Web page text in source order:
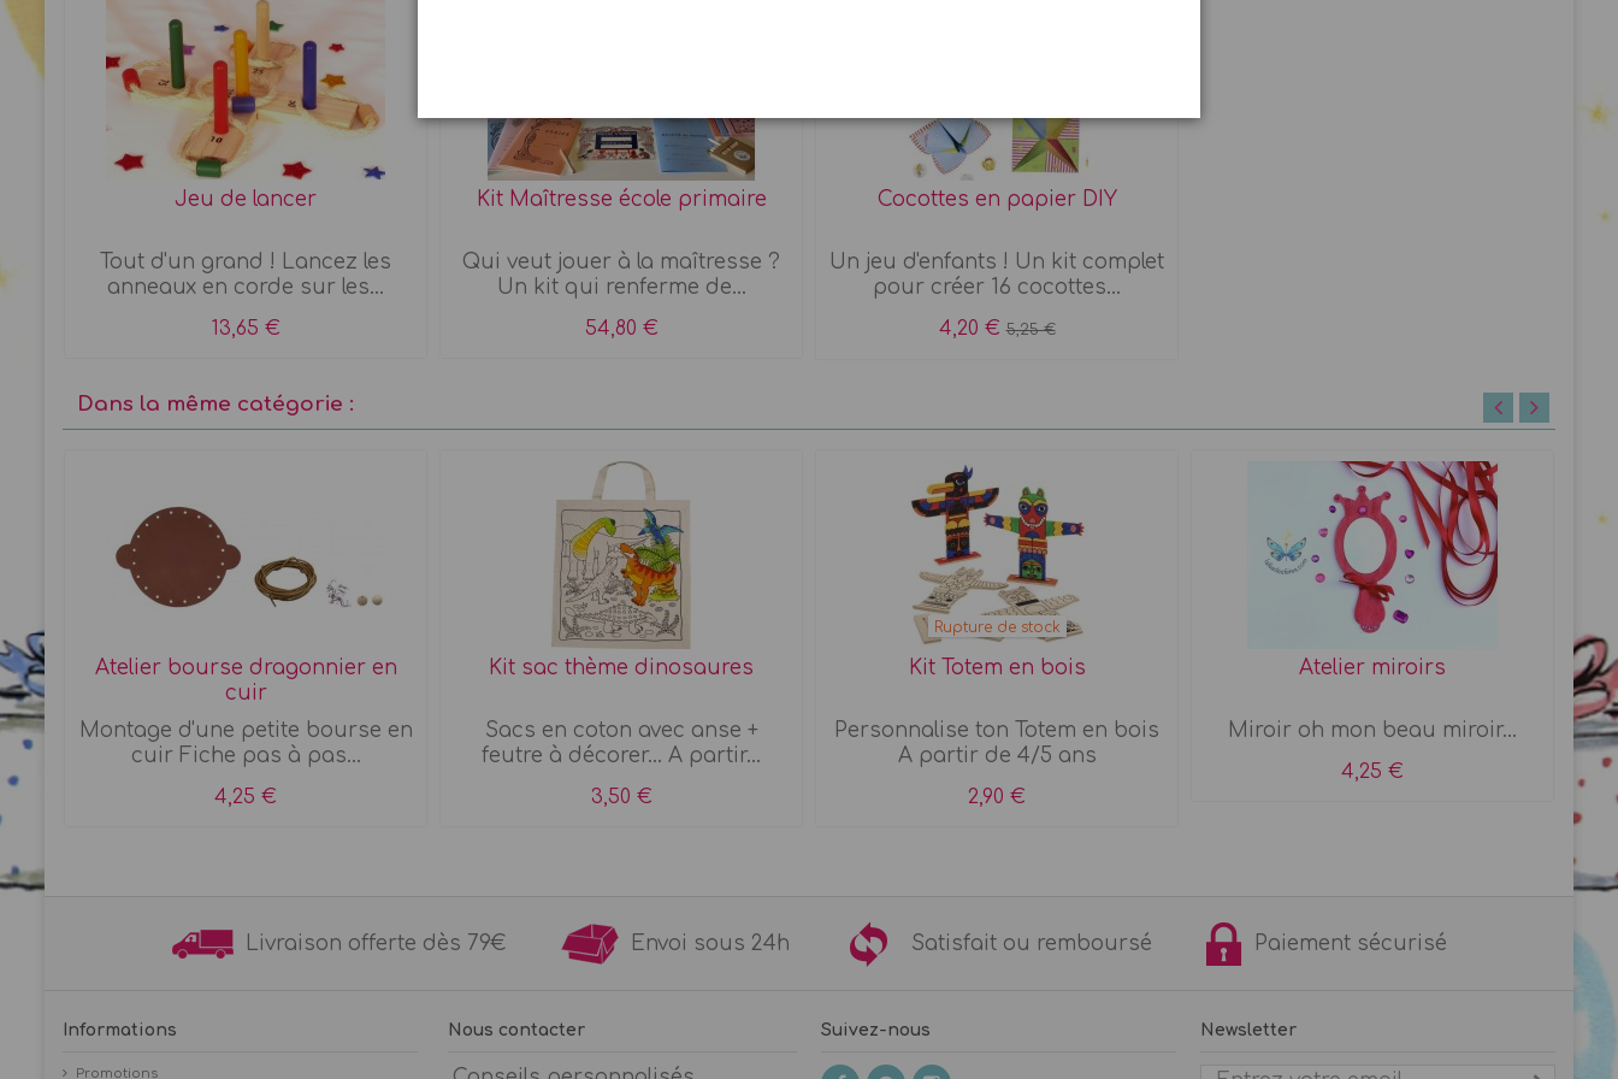
Jeu de lancer
Tout d'un grand ! Lancez les
anneaux en corde sur les...
13,65 €
Kit Maîtresse école primaire
Qui veut jouer à la maîtresse ?
Un kit qui renferme de...
54,80 €
Cocottes en papier DIY
Un jeu d'enfants ! Un kit complet
pour créer 16 cocottes...
4,20 €5,25 €
Dans la même catégorie :
Atelier bourse dragonnier en
cuir
Montage d'une petite bourse en
cuir Fiche pas à pas...
4,25 €
Kit sac thème dinosaures
Sacs en coton avec anse +
feutre à décorer... A partir...
3,50 €
Rupture de stock
Kit Totem en bois
Personnalise ton Totem en bois
A partir de 4/5 ans
2,90 €
Atelier miroirs
Miroir oh mon beau miroir...
4,25 €
Livraison offerte dès 79€ Envoi sous 24h Satisfait ou remboursé Paiement sécurisé
Informations
Promotions
Nous contacter Suivez-nous Newsletter